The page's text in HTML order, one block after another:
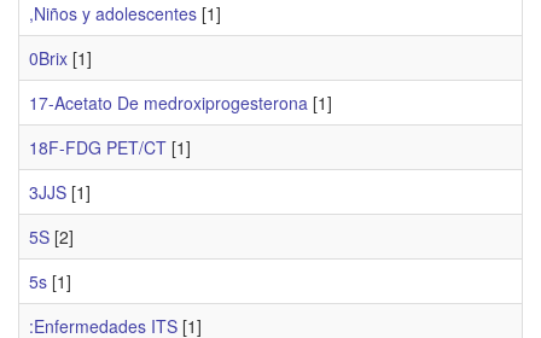
,Niños y adolescentes [1]
0Brix [1]
17-Acetato De medroxiprogesterona [1]
18F-FDG PET/CT [1]
3JJS [1]
5S [2]
5s [1]
:Enfermedades ITS [1]